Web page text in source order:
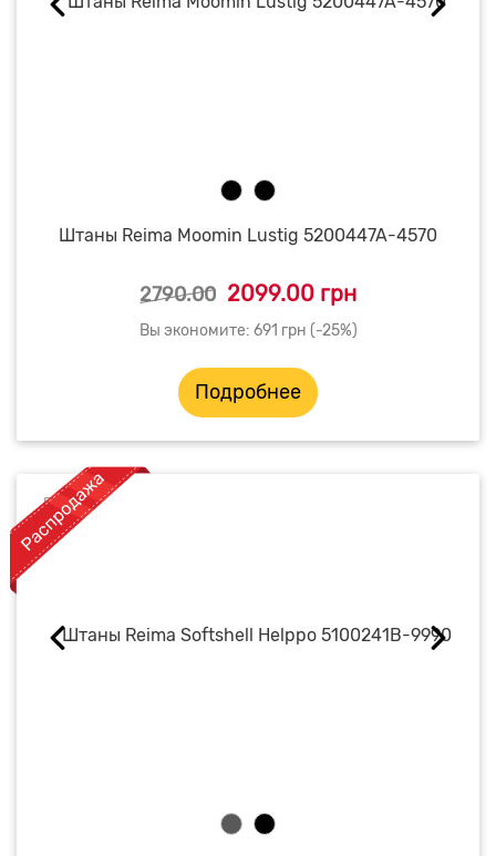
Штаны Reima Moomin Lustig 5200447A-4570
2790.00 2099.00 грн
Вы экономите: 691 грн (-25%)
Подробнее